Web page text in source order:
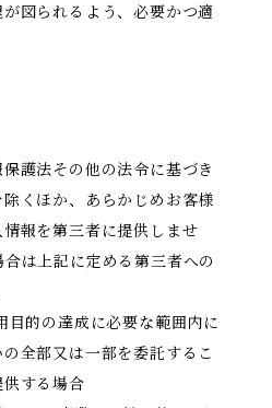
図られるよう、必要かつ適
護法その他の法令に基づき
くほか、あらかじめお客様
報を第三者に提供しませ
は上記に定める第三者への
目的の達成に必要な範囲内に
全部又は一部を委託するこ
する場合